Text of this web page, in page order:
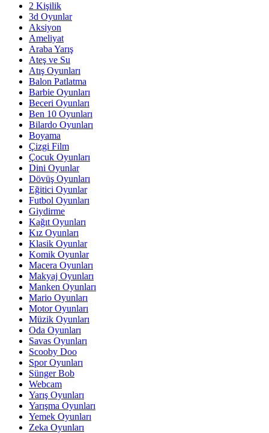
2 Kişilik
3d Oyunlar
Aksiyon
Ameliyat
Araba Yarış
Ateş ve Su
Atış Oyunları
Balon Patlatma
Barbie Oyunları
Beceri Oyunları
Ben 10 Oyunları
Bilardo Oyunları
Boyama
Çizgi Film
Çocuk Oyunları
Dini Oyunlar
Dövüş Oyunları
Eğitici Oyunlar
Futbol Oyunları
Giydirme
Kağıt Oyunları
Kız Oyunları
Klasik Oyunlar
Komik Oyunlar
Macera Oyunları
Makyaj Oyunları
Manken Oyunları
Mario Oyunları
Motor Oyunları
Müzik Oyunları
Oda Oyunları
Savas Oyunları
Scooby Doo
Spor Oyunları
Sünger Bob
Webcam
Yarış Oyunları
Yarışma Oyunları
Yemek Oyunları
Zeka Oyunları